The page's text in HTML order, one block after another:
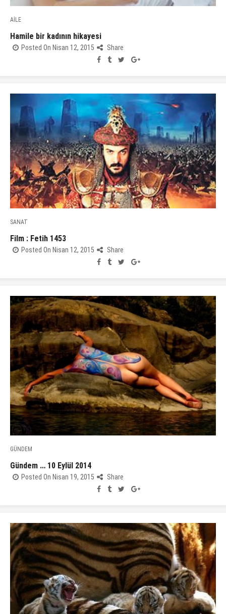
AİLE
Hamile bir kadının hikayesi
Posted On Nisan 12, 2015 Share
SANAT
Film : Fetih 1453
Posted On Nisan 12, 2015 Share
GÜNDEM
Gündem … 10 Eylül 2014
Posted On Nisan 19, 2015 Share